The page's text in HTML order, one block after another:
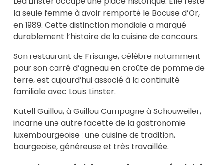
la seule femme à avoir remporté le Bocuse d’Or,
en 1989. Cette distinction mondiale a marqué
durablement l’histoire de la cuisine de concours.
Son restaurant de Frisange, célèbre notamment
pour son carré d’agneau en croûte de pomme de
terre, est aujourd’hui associé à la continuité
familiale avec Louis Linster.
Katell Guillou, à Guillou Campagne à Schouweiler,
incarne une autre facette de la gastronomie
luxembourgeoise : une cuisine de tradition,
bourgeoise, généreuse et très travaillée.